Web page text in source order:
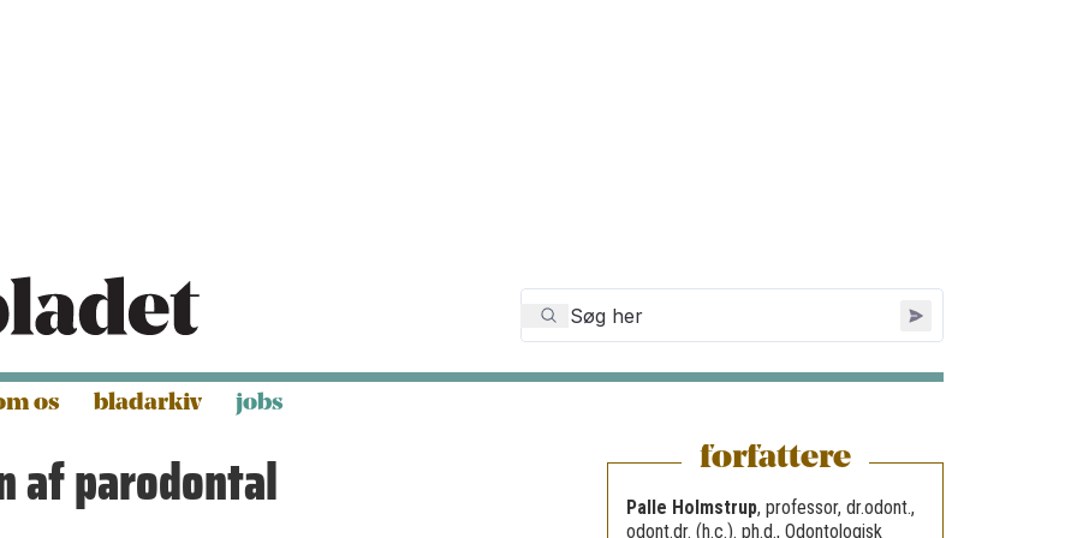
os bladarkiv jobs
af parodontal forfattere
Palle Holmstrup, professor, dr.odont.,
odont.dr. (h.c.). ph.d., Odontologisk